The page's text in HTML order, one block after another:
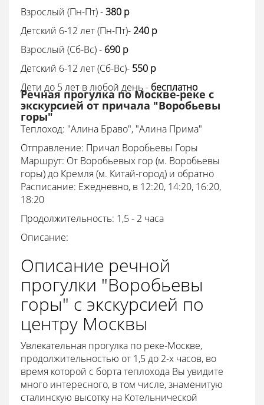
Взрослый (Пн-Пт) -380 p
Детский 6-12 лет (Пн-Пт)-240 p
Взрослый (Сб-Вс) - 690 p
Детский 6-12 лет (Сб-Вс)- 550 p
Дети до 5 лет в любой день - бесплатно
Речная прогулка по Москве-реке с
экскурсией от причала "Воробьевы
горы"
Теплоход: "Алина Браво", "Алина Прима"
Отправление: Причал Воробьевы Горы
Маршрут: От Воробьевых гор (м. Воробьевы
горы) до Кремля (м. Китай-город) и обратно
Расписание: Ежедневно, в 12:20, 14:20, 16:20,
18:20
Продолжительность: 1,5 - 2 часа
Описание:
Описание речной
прогулки "Воробьевы
горы" с экскурсией по
центру Москвы
Увлекательная прогулка по реке-Москве,
продолжительностью от 1,5 до 2-х часов, во
время которой с борта теплохода Вы увидите
много интересного, в том числе, знаменитую
сталинскую высотку на Котельнической